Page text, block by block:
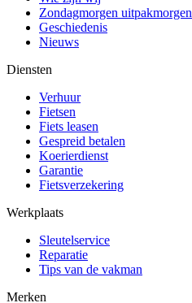
Zondagmorgen uitpakmorgen
Geschiedenis
Nieuws
Diensten
Verhuur
Fietsen
Fiets leasen
Gespreid betalen
Koerierdienst
Garantie
Fietsverzekering
Werkplaats
Sleutelservice
Reparatie
Tips van de vakman
Merken